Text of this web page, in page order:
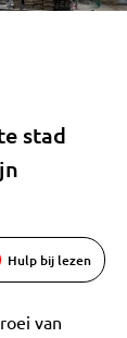
stad
Hulp bij lezen
van